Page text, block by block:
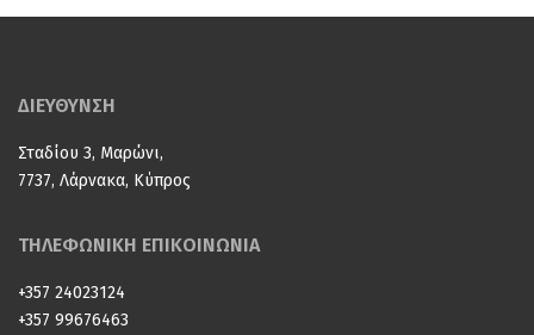
ΔΙΕΥΘΥΝΣΗ
Σταδίου 3, Μαρώνι,
7737, Λάρνακα, Κύπρος
ΤΗΛΕΦΩΝΙΚΗ ΕΠΙΚΟΙΝΩΝΙΑ
+357 24023124
+357 99676463